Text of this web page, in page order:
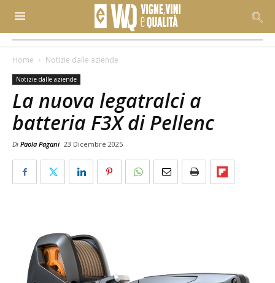
Home Notizie dalle aziende
Notizie dalle aziende
La nuova legatralci a
batteria F3X di Pellenc
Di Paola Pagani 23 Dicembre 2025